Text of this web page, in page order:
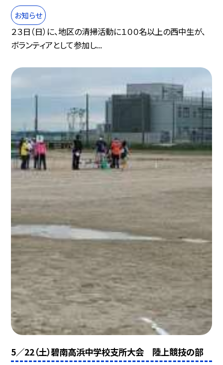
お知らせ
２３日（日）に、地区の清掃活動に１００名以上の西中生が、
ボランティアとして参加し...
5／22（土）碧南高浜中学校支所大会 陸上競技の部